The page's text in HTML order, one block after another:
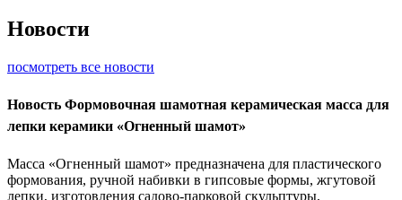
Новости
посмотреть все новости
Новость Формовочная шамотная керамическая масса для
лепки керамики «Огненный шамот»
Масса «Огненный шамот» предназначена для пластического
формования, ручной набивки в гипсовые формы, жгутовой
лепки, изготовления садово-парковой скульптуры,